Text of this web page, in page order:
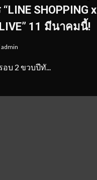
SHOPPING x
11 มีนาคมนี้!
admin
บ 2 ขวบปีทั...